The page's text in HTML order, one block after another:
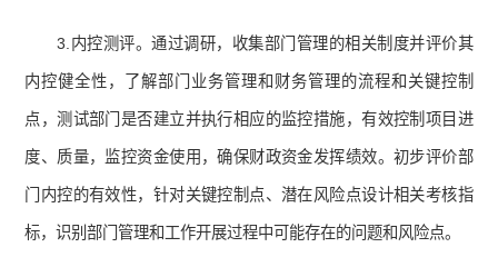
3.内控测评。通过调研，收集部门管理的相关制度并评价其
内控健全性，了解部门业务管理和财务管理的流程和关键控制
点，测试部门是否建立并执行相应的监控措施，有效控制项目进
度、质量，监控资金使用，确保财政资金发挥绩效。初步评价部
门内控的有效性，针对关键控制点、潜在风险点设计相关考核指
标，识别部门管理和工作开展过程中可能存在的问题和风险点。